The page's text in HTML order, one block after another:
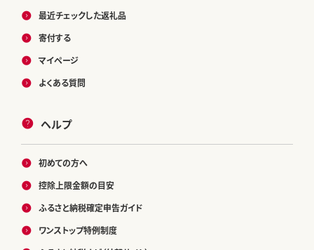
最近チェックした返礼品
寄付する
マイページ
よくある質問
ヘルプ
初めての方へ
控除上限金額の目安
ふるさと納税確定申告ガイド
ワンストップ特例制度